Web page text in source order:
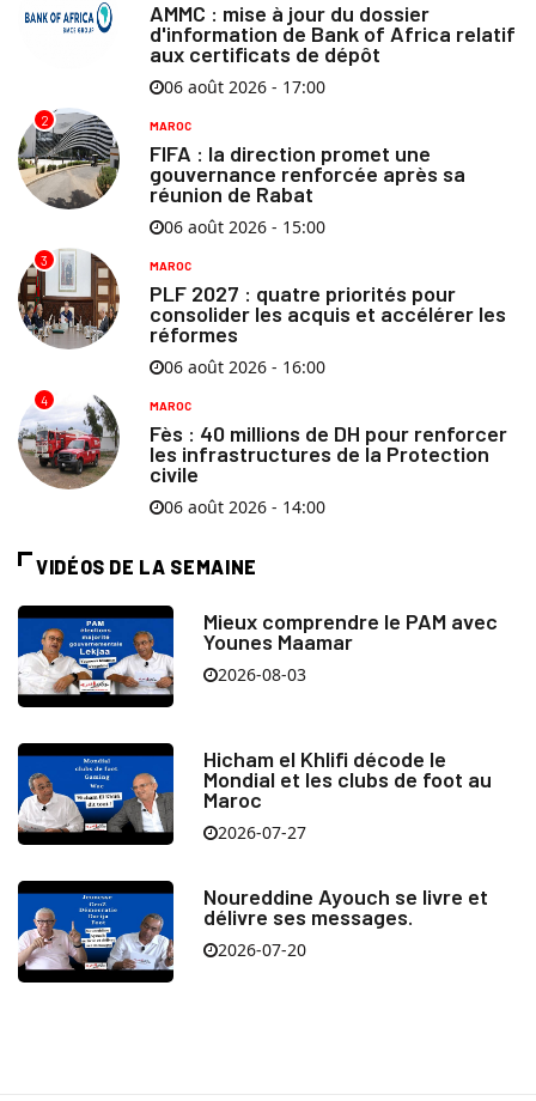
AMMC : mise à jour du dossier
d'information de Bank of Africa relatif
aux certificats de dépôt
06 août 2026 - 17:00
2 MAROC
FIFA : la direction promet une
gouvernance renforcée après sa
réunion de Rabat
06 août 2026 - 15:00
3 MAROC
PLF 2027 : quatre priorités pour
consolider les acquis et accélérer les
réformes
06 août 2026 - 16:00
4 MAROC
Fès : 40 millions de DH pour renforcer
les infrastructures de la Protection
civile
06 août 2026 - 14:00
VIDÉOS DE LA SEMAINE
Mieux comprendre le PAM avec
Younes Maamar
2026-08-03
Hicham el Khlifi décode le
Mondial et les clubs de foot au
Maroc
2026-07-27
Noureddine Ayouch se livre et
délivre ses messages.
2026-07-20